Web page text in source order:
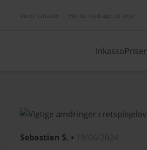
Vores kontorer Har du modtaget et brev?
InkassoPriser
Sebastian S. • 19/06/2024